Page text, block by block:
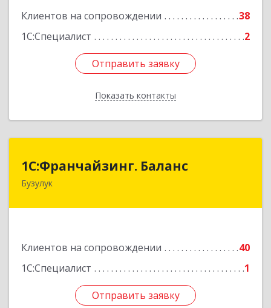
Клиентов на сопровождении
38
1С:Специалист
2
Отправить заявку
Показать контакты
Отправить заявку
Назад
1С:Франчайзинг. Баланс
Бузулук
Клиентов на сопровождении
40
1С:Специалист
1
Отправить заявку
1С:Франчайзинг. Баланс
461040, Оренбургская обл, Бузулукский р-н,
Отправить заявку